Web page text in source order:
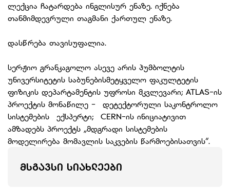
ლექცია ჩატარდება ინგლისურ ენაზე. იქნება
თანმიმდევრული თაგმანი ქართულ ენაზე.
დასწრება თავისუფალია.
სერჟიო გრანკაგოლო ასევე არის ჰუმბოლტის
უნივერსიტეტის საბუნებისმეტყველო ფაკულტეტის
ფიზიკის დეპარტამენტის უფროსი მკვლევარი; ATLAS-ის
პროექტის მონაწილე - დეტექტორული საკონტროლო
სისტემების ექსპერტი; CERN-ის ინიციატივით
ამზადებს პროექტს „მდგრადი სისტემების
მოდელირება მომავლის საკვების წარმოებისათვის“.
ᲛᲡᲒᲐᲕᲡᲘ ᲡᲘᲐᲮᲚᲔᲔᲑᲘ